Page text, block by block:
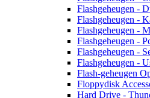
Flashgeheugen -
Flashgeheugen -
Flashgeheugen -
Flashgeheugen -
Flashgeheugen -
Flashgeheugen -
Flash-geheugen
Floppydisk
Hard Drive -